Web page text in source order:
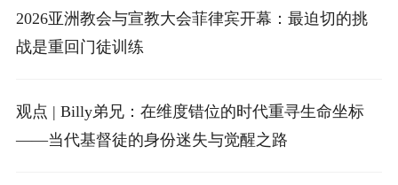
2026亚洲教会与宣教大会菲律宾开幕：最迫切的挑
战是重回门徒训练
观点 | Billy弟兄：在维度错位的时代重寻生命坐标
——当代基督徒的身份迷失与觉醒之路